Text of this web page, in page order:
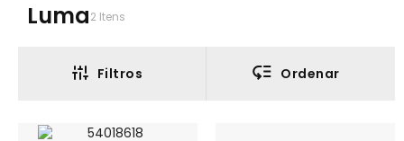
Luma2 Itens
Filtros Ordenar